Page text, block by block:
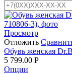
Просмотр
Отложить
Обувь женская
5 799.00 Р
Опции